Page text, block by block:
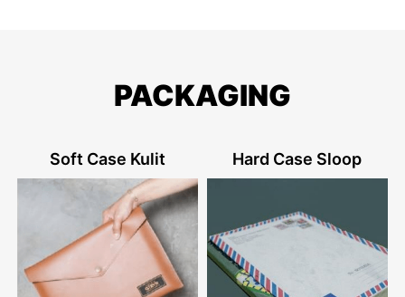
PACKAGING
Soft Case Kulit Hard Case Sloop